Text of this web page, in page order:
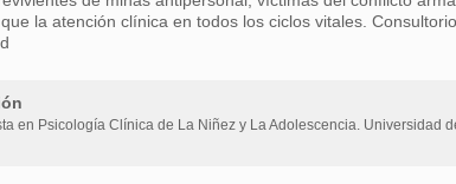
la atención clínica en todos los ciclos vitales.
en Psicología Clínica de La Niñez y La Adolescencia. Universidad